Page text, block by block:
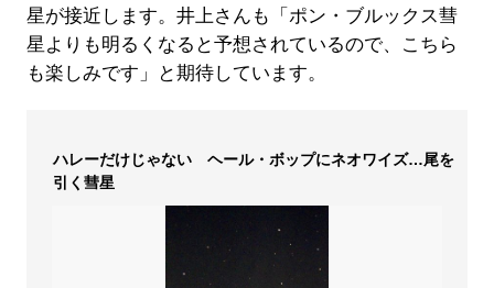
星が接近します。井上さんも「ポン・ブルックス彗
星よりも明るくなると予想されているので、こちら
も楽しみです」と期待しています。
ハレーだけじゃない ヘール・ボップにネオワイズ…尾を
引く彗星